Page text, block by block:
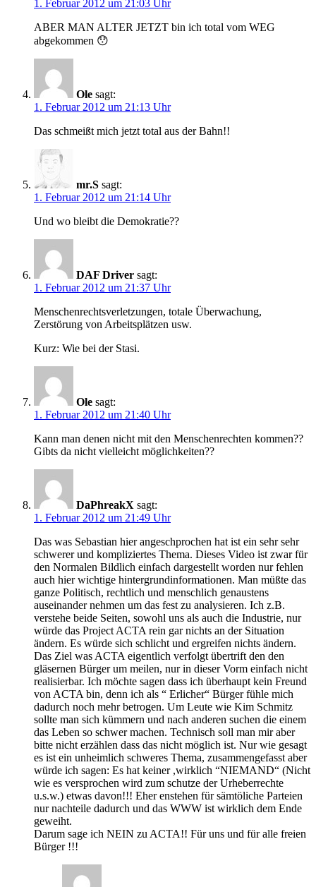
1. Februar 2012 um 21:03 Uhr
ABER MAN ALTER JETZT bin ich total vom WEG
abgekommen 😯
Ole sagt:
1. Februar 2012 um 21:13 Uhr
Das schmeißt mich jetzt total aus der Bahn!!
mr.S sagt:
1. Februar 2012 um 21:14 Uhr
Und wo bleibt die Demokratie??
DAF Driver sagt:
1. Februar 2012 um 21:37 Uhr
Menschenrechtsverletzungen, totale Überwachung,
Zerstörung von Arbeitsplätzen usw.
Kurz: Wie bei der Stasi.
Ole sagt:
1. Februar 2012 um 21:40 Uhr
Kann man denen nicht mit den Menschenrechten kommen??
Gibts da nicht vielleicht möglichkeiten??
DaPhreakX sagt:
1. Februar 2012 um 21:49 Uhr
Das was Sebastian hier angeschprochen hat ist ein sehr sehr
schwerer und kompliziertes Thema. Dieses Video ist zwar für
den Normalen Bildlich einfach dargestellt worden nur fehlen
auch hier wichtige hintergrundinformationen. Man müßte das
ganze Politisch, rechtlich und menschlich genaustens
auseinander nehmen um das fest zu analysieren. Ich z.B.
verstehe beide Seiten, sowohl uns als auch die Industrie, nur
würde das Project ACTA rein gar nichts an der Situation
ändern. Es würde sich schlicht und ergreifen nichts ändern.
Das Ziel was ACTA eigentlich verfolgt übertrift den den
gläsernen Bürger um meilen, nur in dieser Vorm einfach nicht
realisierbar. Ich möchte sagen dass ich überhaupt kein Freund
von ACTA bin, denn ich als “ Erlicher“ Bürger fühle mich
dadurch noch mehr betrogen. Um Leute wie Kim Schmitz
sollte man sich kümmern und nach anderen suchen die einem
das Leben so schwer machen. Technisch soll man mir aber
bitte nicht erzählen dass das nicht möglich ist. Nur wie gesagt
es ist ein unheimlich schweres Thema, zusammengefasst aber
würde ich sagen: Es hat keiner ,wirklich “NIEMAND“ (Nicht
wie es versprochen wird zum schutze der Urheberrechte
u.s.w.) etwas davon!!! Eher enstehen für sämtöliche Parteien
nur nachteile dadurch und das WWW ist wirklich dem Ende
geweiht.
Darum sage ich NEIN zu ACTA!! Für uns und für alle freien
Bürger !!!